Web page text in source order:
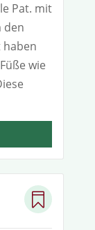
Pat. mit
den
wie
